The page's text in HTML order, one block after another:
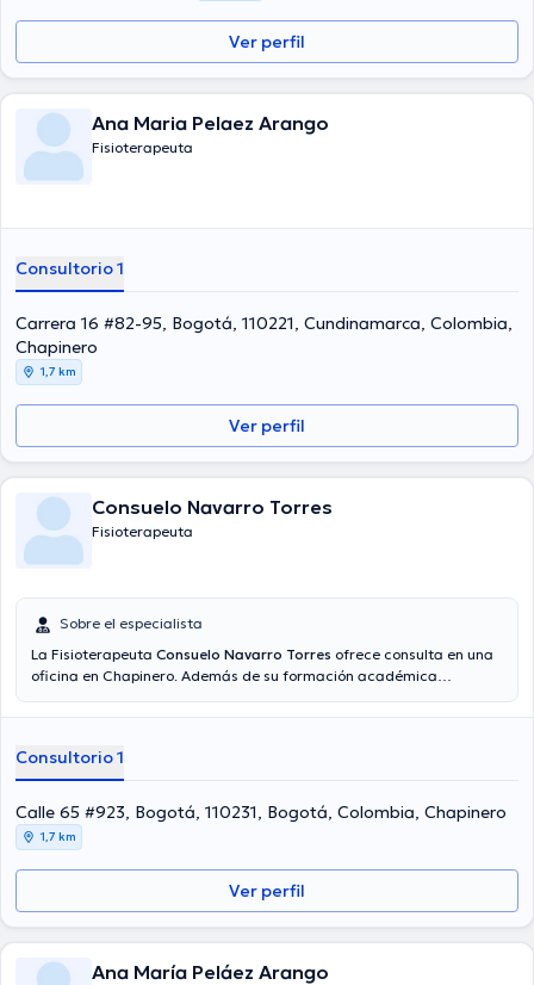
Ver perfil
Ana Maria Pelaez Arango
Fisioterapeuta
Consultorio 1
Carrera 16 #82-95, Bogotá, 110221, Cundinamarca, Colombia,
Chapinero
1,7 km
Ver perfil
Consuelo Navarro Torres
Fisioterapeuta
Sobre el especialista
La Fisioterapeuta Consuelo Navarro Torres ofrece consulta en una
oficina en Chapinero. Además de su formación académica
área de especialidad. La Dra. tiene varios años de experiencia
como miembro de diversas asociaciones médicas. Consuelo
Navarro Torres ha intervenido en múltiples conferencias con la
intención de lograr tener una formación continua en su campo de
especialización y ha difundido diferentes publicaciones. Por último,
la especialista puede hablar Español en su consultorio.
Consultorio 1
Calle 65 #923, Bogotá, 110231, Bogotá, Colombia, Chapinero
1,7 km
Ver perfil
Ana María Peláez Arango